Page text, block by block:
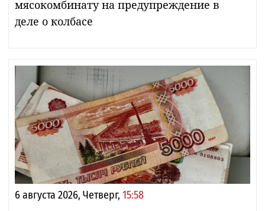
мясокомбинату на предупреждение в
деле о колбасе
6 августа 2026, Четверг, 15:58